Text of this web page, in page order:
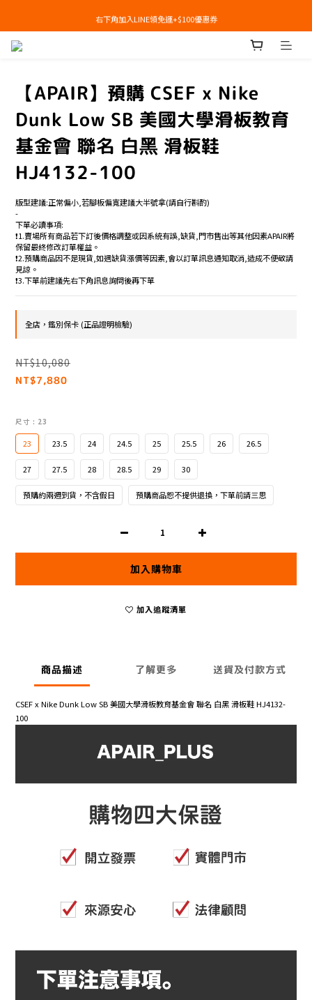
右下角加入LINE領免運+$100優惠券
右下角加入LINE領免運+$100優惠券
即日起，預購商品可提供部分訂金後尾款貨到付款(需協助請洽官line:@apair)
【APAIR】預購 CSEF x Nike
Dunk Low SB 美國大學滑板教育
基金會 聯名 白黑 滑板鞋
HJ4132-100
版型建議:正常偏小,若腳板偏寬建議大半號拿(請自行斟酌)
-
下單必讀事項:
❗️1.賣場所有商品若下訂後價格調整或因系統有誤,缺貨,門市售出等其他因素APAIR將
保留最終修改訂單權益。
❗️2.預購商品因不是現貨,如遇缺貨漲價等因素,會以訂單訊息通知取消,造成不便敬請
見諒。
❗️3.下單前建議先右下角訊息詢問後再下單
全店，鑑別保卡 (正品證明檢驗)
NT$10,080
NT$7,880
尺寸 : 23
23 23.5 24 24.5 25 25.5 26 26.5
27 27.5 28 28.5 29 30
預購約兩週到貨，不含假日 預購商品恕不提供退換，下單前請三思
加入購物車
加入追蹤清單
商品描述 了解更多 送貨及付款方式
CSEF x Nike Dunk Low SB 美國大學滑板教育基金會 聯名 白黑 滑板鞋 HJ4132-
100